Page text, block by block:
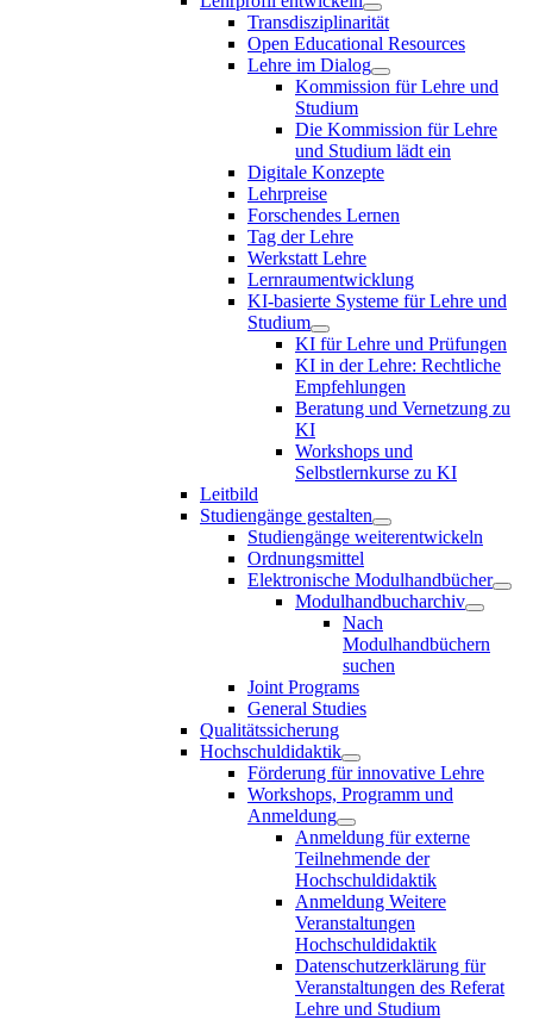
Transdisziplinarität
Open Educational Resources
Lehre im Dialog
Kommission für Lehre und
Studium
Die Kommission für Lehre
und Studium lädt ein
Digitale Konzepte
Lehrpreise
Forschendes Lernen
Tag der Lehre
Werkstatt Lehre
Lernraumentwicklung
KI-basierte Systeme für Lehre und
Studium
KI für Lehre und Prüfungen
KI in der Lehre: Rechtliche
Empfehlungen
Beratung und Vernetzung zu
KI
Workshops und
Selbstlernkurse zu KI
Leitbild
Studiengänge gestalten
Studiengänge weiterentwickeln
Ordnungsmittel
Elektronische Modulhandbücher
Modulhandbucharchiv
Nach
Modulhandbüchern
suchen
Joint Programs
General Studies
Qualitätssicherung
Hochschuldidaktik
Förderung für innovative Lehre
Workshops, Programm und
Anmeldung
Anmeldung für externe
Teilnehmende der
Hochschuldidaktik
Anmeldung Weitere
Veranstaltungen
Hochschuldidaktik
Datenschutzerklärung für
Veranstaltungen des Referat
Lehre und Studium